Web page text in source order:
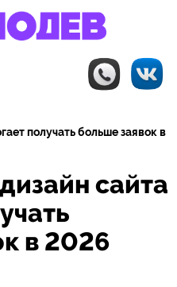
получать больше заявок в
сайта
в 2026